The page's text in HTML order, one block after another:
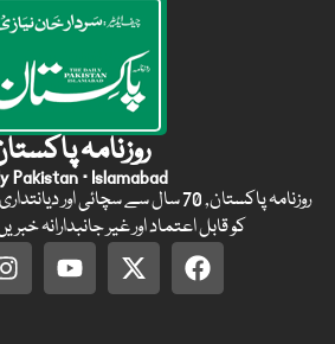
روزنامہ
Pakistan · Islamabad
روزنامہ پاکستان, 70 سال سے سچائی
کو قابل اعتماد اور غیر جانبدارانہ